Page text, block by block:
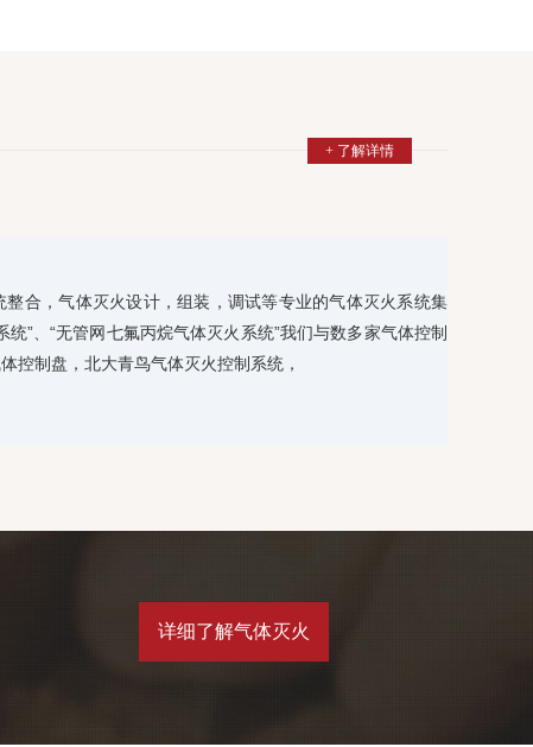
+ 了解详情
合，气体灭火设计，组装，调试等专业的气体灭火系统集
”、“无管网七氟丙烷气体灭火系统”我们与数多家气体控制
控制盘，北大青鸟气体灭火控制系统，
详细了解气体灭火